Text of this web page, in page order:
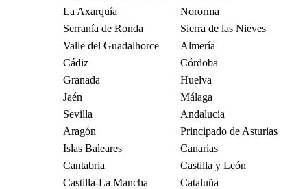
La Axarquía
Nororma
Serranía de Ronda
Sierra de las Nieves
Valle del Guadalhorce
Almería
Cádiz
Córdoba
Granada
Huelva
Jaén
Málaga
Sevilla
Andalucía
Aragón
Principado de Asturias
Islas Baleares
Canarias
Cantabria
Castilla y León
Castilla-La Mancha
Cataluña